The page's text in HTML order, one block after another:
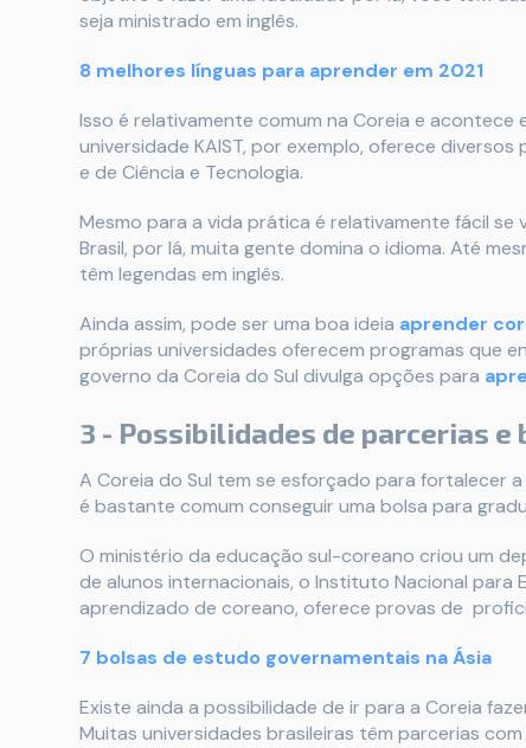
seja ministrado em inglês.
8 melhores línguas para aprender em 2021
Isso é relativamente comum na Coreia e acontece
universidade KAIST, por exemplo, oferece
e de Ciência e Tecnologia.
Mesmo para a vida prática é relativamente fácil
Brasil, por lá, muita gente domina o idioma. Até
têm legendas em inglês.
Ainda assim, pode ser uma boa ideia aprender
próprias universidades oferecem programas que
governo da Coreia do Sul divulga opções para
3 - Possibilidades de parcerias e
A Coreia do Sul tem se esforçado para fortalecer
é bastante comum conseguir uma bolsa para
O ministério da educação sul-coreano criou um
de alunos internacionais, o Instituto Nacional para
aprendizado de coreano, oferece provas de
7 bolsas de estudo governamentais na Ásia
Existe ainda a possibilidade de ir para a Coreia
Muitas universidades brasileiras têm parcerias